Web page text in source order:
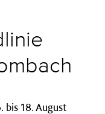
bis 18. August